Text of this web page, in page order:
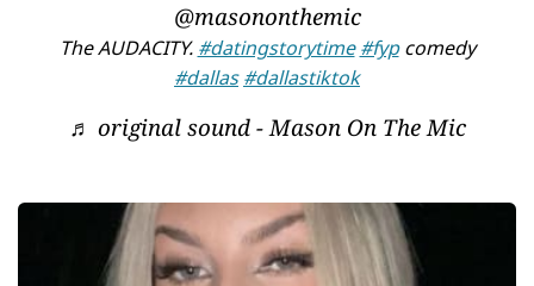
@masononthemic
The AUDACITY. #datingstorytime #fypcomedy
#dallas #dallastiktok
♬ original sound - Mason On The Mic